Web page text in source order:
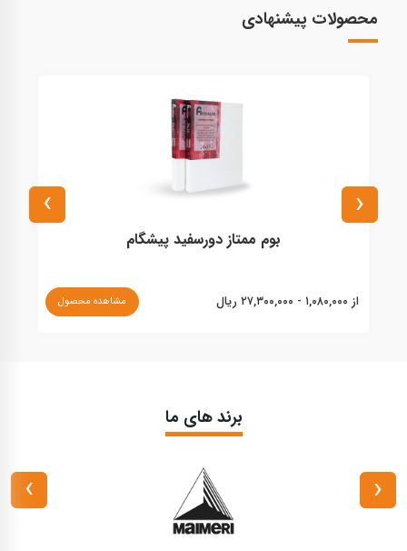
محصولات پیشنهادی
بوم ممتاز دورسفید پیشگام
از ۱,۰۸۰,۰۰۰ - ۲۷,۳۰۰,۰۰۰ ریال مشاهده محصول
‹
›
برند های ما
‹
›